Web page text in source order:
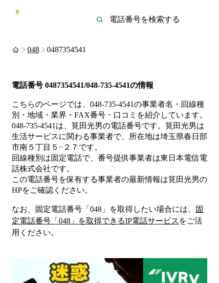
048 0487354541
電話番号 0487354541/048-735-4541の情報
こちらのページでは、 048-735-4541の事業者名・回線種
別・地域・業界・FAX番号・口コミを紹介しています。
048-735-4541 は、 筧田光男の電話番号です。 筧田光男は
生活サービスに関わる事業者で、所在地は埼玉県春日部
市南５丁目５−２７ です。
回線種別は固定電話で、番号提供事業者は東日本電信電
話株式会社です。
この電話番号を保有する事業者の最新情報は筧田光男の
HPをご確認ください。
なお、固定電話番号「 048 」を取得したい場合には、
固
定電話番号「 048 」を取得できるIP電話サービス をご活
用ください。